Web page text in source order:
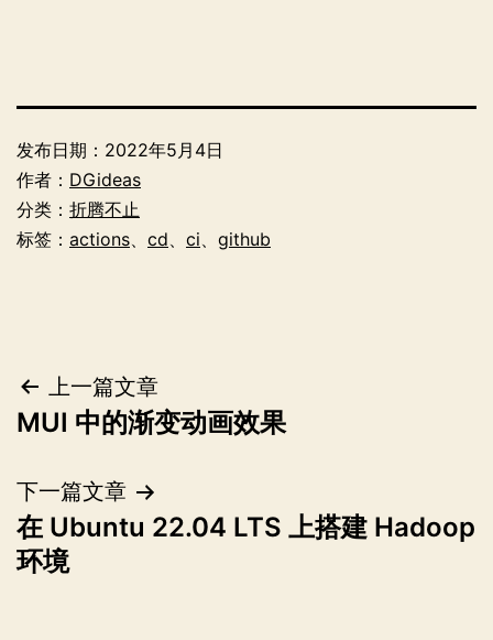
发布日期： 2022年5月4日
作者： DGideas
分类： 折腾不止
标签： actions、 cd、 ci、 github
文
章
导
航
上一篇文章
MUI 中的渐变动画效果
下一篇文章
在 Ubuntu 22.04 LTS 上搭建 Hadoop
环境